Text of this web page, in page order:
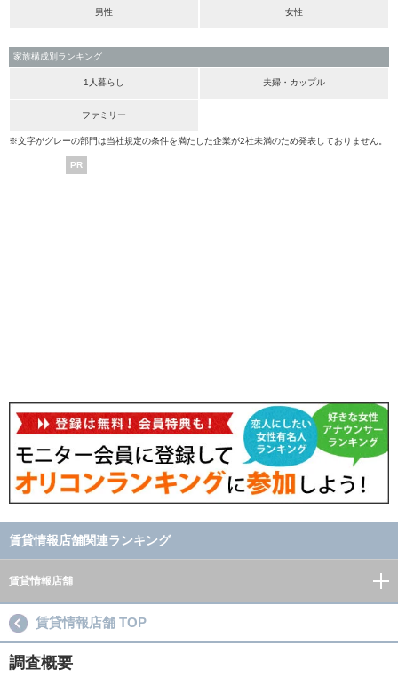
男性 女性
家族構成別ランキング
1人暮らし 夫婦・カップル
ファミリー
※文字がグレーの部門は当社規定の条件を満たした企業が2社未満のため発表しておりません。
PR
賃貸情報店舗関連ランキング
賃貸情報店舗
賃貸情報店舗 TOP
調査概要